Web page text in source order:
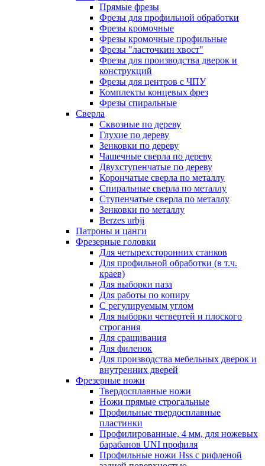
Прямые фрезы
Фрезы для профильной обработки
Фрезы кромочные
Фрезы кромочные профильные
Фрезы "ласточкин хвост"
Фрезы для производства дверок и
конструкций
Фрезы для центров с ЧПУ
Комплекты концевых фрез
Фрезы спиральные
Сверла
Сквозные по дереву
Глухие по дереву
Зенковки по дереву
Чашечные сверла по дереву
Двухступенчатые по дереву
Корончатые сверла по металлу
Спиральные сверла по металлу
Ступенчатые сверла по металлу
Зенковки по металлу
Berzes urbji
Патроны и цанги
Фрезерные головки
Для четырехсторонних станков
Для профильной обработки (в т.ч.
краев)
Для выборки паза
Для работы по копиру
С регулируемым углом
Для выборки четвертей и плоского
строгания
Для сращивания
Для филенок
Для производства мебельных дверок и
внутренних дверей
Фрезерные ножи
Твердосплавные ножи
Ножи прямые строгальные
Профильные твердосплавные
пластинки
Профилированные, 4 мм, для ножевых
барабанов UNI профиля
Профильные ножи Hss с рифленой